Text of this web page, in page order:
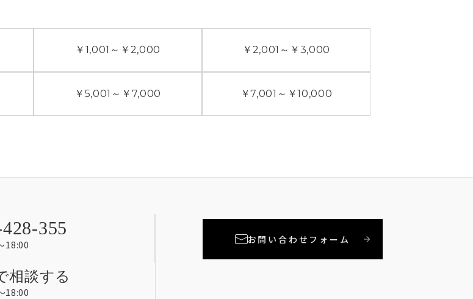
￥1,001 ～ ￥2,000 ￥2,001 ～ ￥3,000
￥5,001 ～ ￥7,000 ￥7,001 ～ ￥10,000
355
18:00
相談する
18:00
お問い合わせフォーム